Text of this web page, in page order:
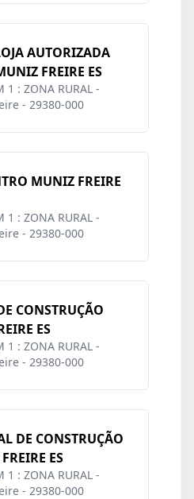
AUTORIZADA
FREIRE ES
1 : ZONA RURAL -
- 29380-000
MUNIZ FREIRE
1 : ZONA RURAL -
- 29380-000
CONSTRUÇÃO
ES
1 : ZONA RURAL -
- 29380-000
DE CONSTRUÇÃO
ES
1 : ZONA RURAL -
- 29380-000